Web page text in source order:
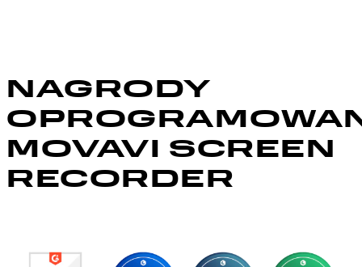
NAGRODY
MOVAVI SCREEN
RECORDER